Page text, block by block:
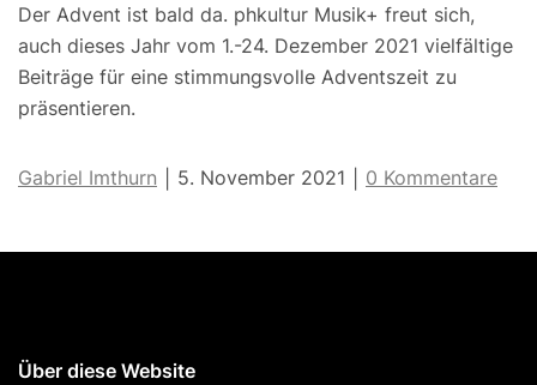
Der Advent ist bald da. phkultur Musik+ freut sich,
auch dieses Jahr vom 1.-24. Dezember 2021 vielfältige
Beiträge für eine stimmungsvolle Adventszeit zu
präsentieren.
Gabriel Imthurn 5. November 2021 0 Kommentare
Über diese Website